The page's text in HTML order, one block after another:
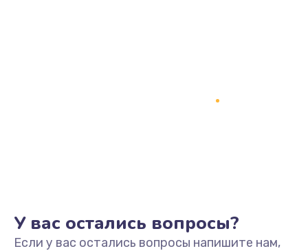
У вас остались вопросы?
Если у вас остались вопросы напишите нам,